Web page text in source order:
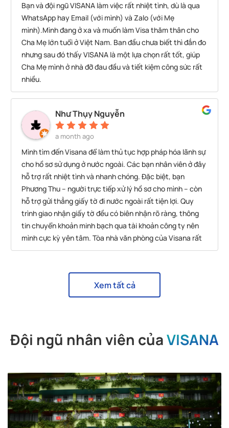
Xin chân thành cảm ơn bạn Duy Phong và toàn thể đội
ngũ!
Bạn và đội ngũ VISANA làm việc rất nhiệt tình, dù là qua
WhatsApp hay Email (với mình) và Zalo (với Mẹ
mình).Mình đang ở xa và muốn làm Visa thăm thân cho
Cha Mẹ lớn tuổi ở Việt Nam. Ban đầu chưa biết thì đắn đo
nhưng sau đó thấy VISANA là một lựa chọn rất tốt, giúp
Cha Mẹ mình ở nhà đỡ đau đầu và tiết kiệm công sức rất
nhiều.
Như Thụy Nguyễn
a month ago
Mình tìm đến Visana để làm thủ tục hợp pháp hóa lãnh sự
cho hồ sơ sử dụng ở nước ngoài. Các bạn nhân viên ở đây
hỗ trợ rất nhiệt tình và nhanh chóng. Đặc biệt, bạn
Phương Thu – người trực tiếp xử lý hồ sơ cho mình – còn
hỗ trợ gửi thẳng giấy tờ đi nước ngoài rất tiện lợi. Quy
trình giao nhận giấy tờ đều có biên nhận rõ ràng, thông
tin chuyển khoản minh bạch qua tài khoản công ty nên
mình cực kỳ yên tâm. Tòa nhà văn phòng của Visana rất
dễ tìm, chỗ gửi xe máy chỉ 5k. Nhìn chung mình rất hài
Xem tất cả
Đội ngũ nhân viên củaVISANA